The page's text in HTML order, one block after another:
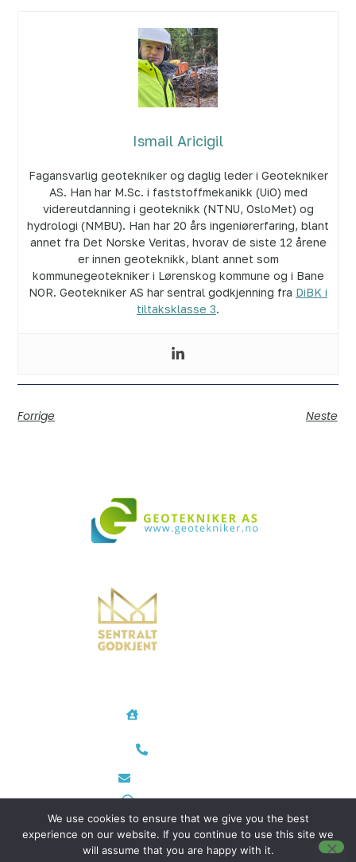
Ismail Aricigil
Fagansvarlig geotekniker og daglig leder i Geotekniker
AS. Han har M.Sc. i faststoffmekanikk (UiO) med
videreutdanning i geoteknikk (NTNU, OsloMet) og
hydrologi (NMBU). Han har 20 års ingeniørerfaring, blant
annet fra Det Norske Veritas, hvorav de siste 12 årene
er innen geoteknikk, blant annet som
kommunegeotekniker i Lørenskog kommune og i Bane
NOR. Geotekniker AS har sentral godkjenning fra DiBK i
tiltaksklasse 3.
Forrige Neste
Org.nr 933 698 343
We use cookies to ensure that we give you the best
experience on our website. If you continue to use this site we
will assume that you are happy with it.